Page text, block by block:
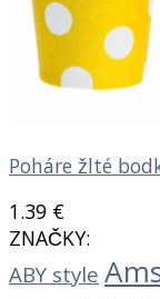
Poháre žlté
1.39 €
ZNAČKY:
ABY style